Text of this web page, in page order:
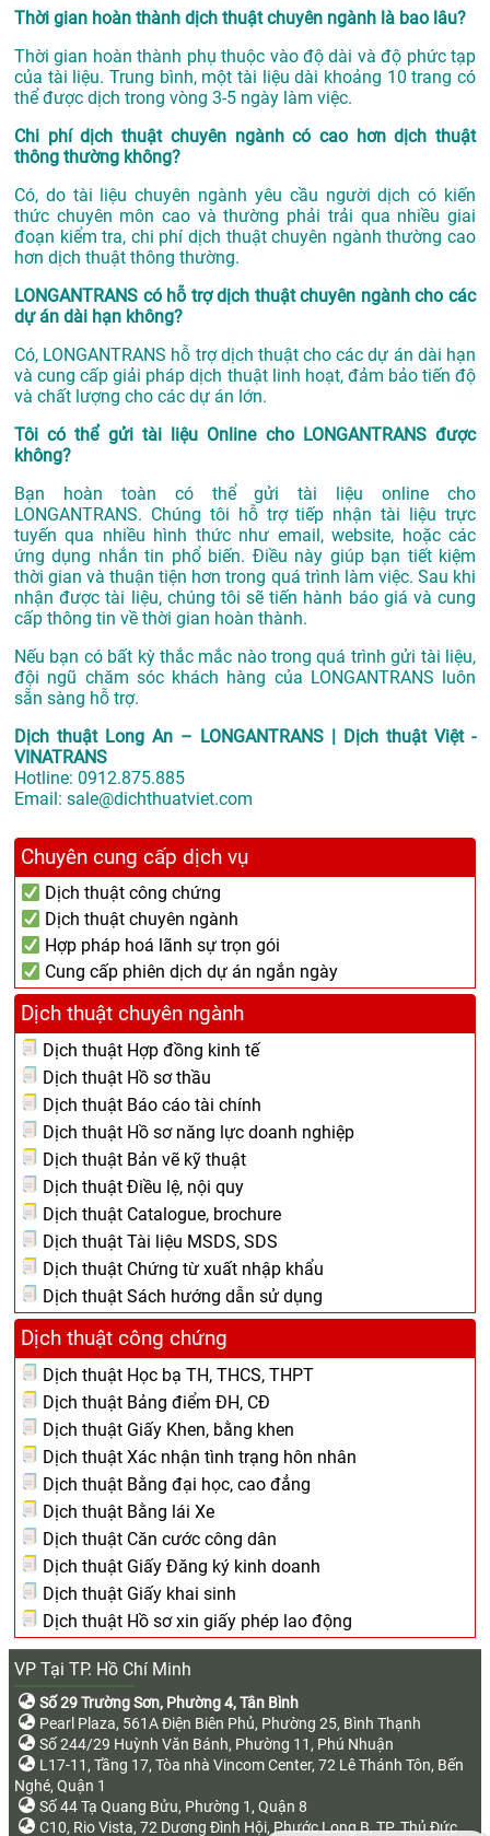
Thời gian hoàn thành dịch thuật chuyên ngành là bao lâu?
Thời gian hoàn thành phụ thuộc vào độ dài và độ phức tạp
của tài liệu. Trung bình, một tài liệu dài khoảng 10 trang có
thể được dịch trong vòng 3-5 ngày làm việc.
Chi phí dịch thuật chuyên ngành có cao hơn dịch thuật
thông thường không?
Có, do tài liệu chuyên ngành yêu cầu người dịch có kiến
thức chuyên môn cao và thường phải trải qua nhiều giai
đoạn kiểm tra, chi phí dịch thuật chuyên ngành thường cao
hơn dịch thuật thông thường.
LONGANTRANS có hỗ trợ dịch thuật chuyên ngành cho các
dự án dài hạn không?
Có, LONGANTRANS hỗ trợ dịch thuật cho các dự án dài hạn
và cung cấp giải pháp dịch thuật linh hoạt, đảm bảo tiến độ
và chất lượng cho các dự án lớn.
Tôi có thể gửi tài liệu Online cho LONGANTRANS được
không?
Bạn hoàn toàn có thể gửi tài liệu online cho
LONGANTRANS. Chúng tôi hỗ trợ tiếp nhận tài liệu trực
tuyến qua nhiều hình thức như email, website, hoặc các
ứng dụng nhắn tin phổ biến. Điều này giúp bạn tiết kiệm
thời gian và thuận tiện hơn trong quá trình làm việc. Sau khi
nhận được tài liệu, chúng tôi sẽ tiến hành báo giá và cung
cấp thông tin về thời gian hoàn thành.
Nếu bạn có bất kỳ thắc mắc nào trong quá trình gửi tài liệu,
đội ngũ chăm sóc khách hàng của LONGANTRANS luôn
sẵn sàng hỗ trợ.
Dịch thuật Long An – LONGANTRANS | Dịch thuật Việt -
VINATRANS
Hotline: 0912.875.885
Email: sale@dichthuatviet.com
Chuyên cung cấp dịch vụ
Dịch thuật công chứng
Dịch thuật chuyên ngành
Hợp pháp hoá lãnh sự trọn gói
Cung cấp phiên dịch dự án ngắn ngày
Dịch thuật chuyên ngành
Dịch thuật Hợp đồng kinh tế
Dịch thuật Hồ sơ thầu
Dịch thuật Báo cáo tài chính
Dịch thuật Hồ sơ năng lực doanh nghiệp
Dịch thuật Bản vẽ kỹ thuật
Dịch thuật Điều lệ, nội quy
Dịch thuật Catalogue, brochure
Dịch thuật Tài liệu MSDS, SDS
Dịch thuật Chứng từ xuất nhập khẩu
Dịch thuật Sách hướng dẫn sử dụng
Dịch thuật công chứng
Dịch thuật Học bạ TH, THCS, THPT
Dịch thuật Bảng điểm ĐH, CĐ
Dịch thuật Giấy Khen, bằng khen
Dịch thuật Xác nhận tình trạng hôn nhân
Dịch thuật Bằng đại học, cao đẳng
Dịch thuật Bằng lái Xe
Dịch thuật Căn cước công dân
Dịch thuật Giấy Đăng ký kinh doanh
Dịch thuật Giấy khai sinh
Dịch thuật Hồ sơ xin giấy phép lao động
VP Tại TP. Hồ Chí Minh
Số 29 Trường Sơn, Phường 4, Tân Bình
Pearl Plaza, 561A Điện Biên Phủ, Phường 25, Bình Thạnh
Số 244/29 Huỳnh Văn Bánh, Phường 11, Phú Nhuận
L17-11, Tầng 17, Tòa nhà Vincom Center, 72 Lê Thánh Tôn, Bến
Nghé, Quận 1
Số 44 Tạ Quang Bửu, Phường 1, Quận 8
C10, Rio Vista, 72 Dương Đình Hội, Phước Long B, TP. Thủ Đức